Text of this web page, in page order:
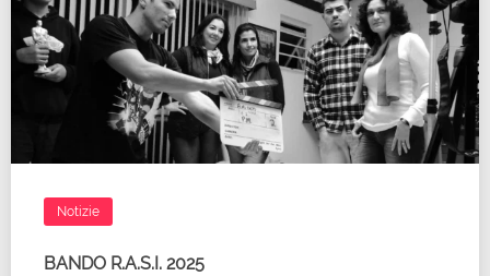
Notizie
BANDO R.A.S.I. 2025